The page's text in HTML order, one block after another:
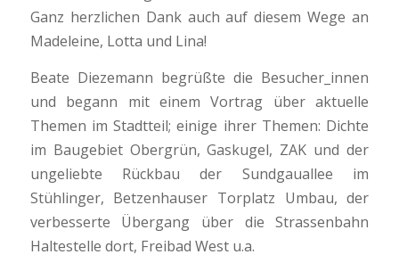
Ganz herzlichen Dank auch auf diesem Wege an
Madeleine, Lotta und Lina!
Beate Diezemann begrüßte die Besucher_innen
und begann mit einem Vortrag über aktuelle
Themen im Stadtteil; einige ihrer Themen: Dichte
im Baugebiet Obergrün, Gaskugel, ZAK und der
ungeliebte Rückbau der Sundgauallee im
Stühlinger, Betzenhauser Torplatz Umbau, der
verbesserte Übergang über die Strassenbahn
Haltestelle dort, Freibad West u.a.